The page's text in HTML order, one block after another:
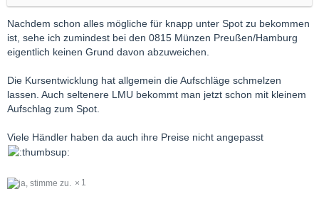
Nachdem schon alles mögliche für knapp unter Spot zu bekommen
ist, sehe ich zumindest bei den 0815 Münzen Preußen/Hamburg
eigentlich keinen Grund davon abzuweichen.
Die Kursentwicklung hat allgemein die Aufschläge schmelzen
lassen. Auch seltenere LMU bekommt man jetzt schon mit kleinem
Aufschlag zum Spot.
Viele Händler haben da auch ihre Preise nicht angepasst
1